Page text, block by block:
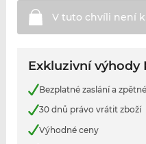
V tuto chvíli není k
Exkluzivní výhody
Bezplatné zaslání a
30 dnů právo vrátit zboží
Výhodné ceny